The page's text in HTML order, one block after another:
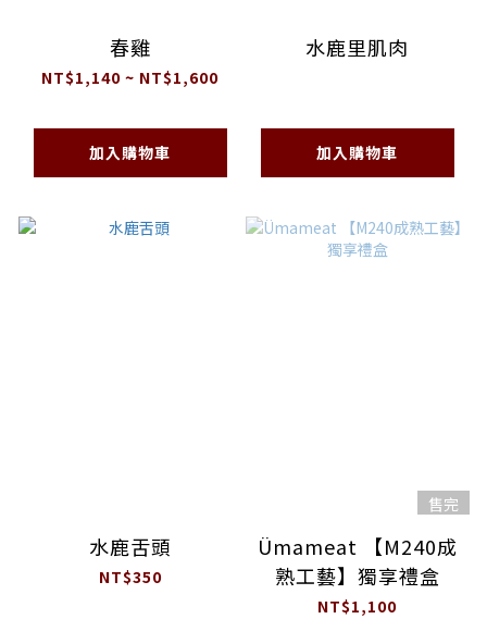
春雞
NT$1,140 ~ NT$1,600
加入購物車
水鹿里肌肉
加入購物車
水鹿舌頭
NT$350
售完
Ümameat 【M240成
熟工藝】獨享禮盒
NT$1,100